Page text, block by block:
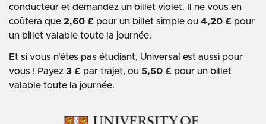
conducteur et demandez un billet violet. Il ne vous en
coûtera que 2,60 £ pour un billet simple ou 4,20 £ pour
un billet valable toute la journée.
Et si vous n'êtes pas étudiant, Universal est aussi pour
vous ! Payez 3 £ par trajet, ou 5,50 £ pour un billet
valable toute la journée.